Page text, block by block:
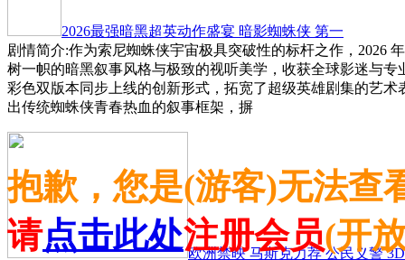
2026最强暗黑超英动作盛宴 暗影蜘蛛侠 第一
剧情简介:作为索尼蜘蛛侠宇宙极具突破性的标杆之作，2026
树一帜的暗黑叙事风格与极致的视听美学，收获全球影迷与
彩色双版本同步上线的创新形式，拓宽了超级英雄剧集的艺
出传统蜘蛛侠青春热血的叙事框架，摒
欧洲禁映 马斯克力荐 公民义警 3D
抱歉，您是(游客)无法查
请点击此处注册会员(开